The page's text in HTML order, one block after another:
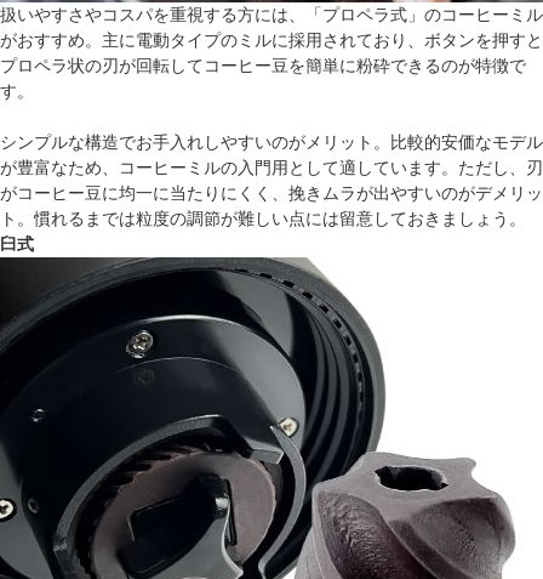
扱いやすさやコスパを重視する方には、「プロペラ式」のコーヒーミル
がおすすめ。主に電動タイプのミルに採用されており、ボタンを押すと
プロペラ状の刃が回転してコーヒー豆を簡単に粉砕できるのが特徴で
す。
シンプルな構造でお手入れしやすいのがメリット。比較的安価なモデル
が豊富なため、コーヒーミルの入門用として適しています。ただし、刃
がコーヒー豆に均一に当たりにくく、挽きムラが出やすいのがデメリッ
ト。慣れるまでは粒度の調節が難しい点には留意しておきましょう。
臼式